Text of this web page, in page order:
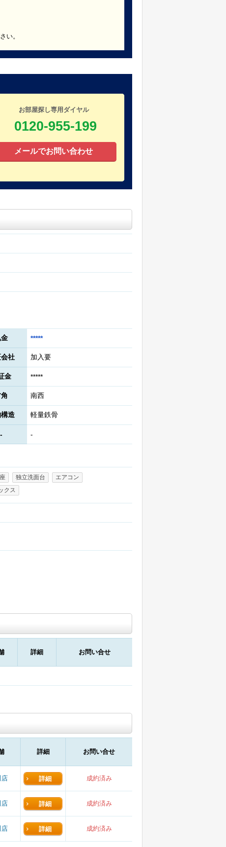
い。
お部屋探し専用ダイヤル
0120-955-199
メールでお問い合わせ
*****
社 加入要
金 *****
南西
造 軽量鉄骨
- -
独立洗面台
エアコン
クス
詳細 お問い合せ
詳細 お問い合せ
店 詳細 成約済み
店 詳細 成約済み
店 詳細 成約済み